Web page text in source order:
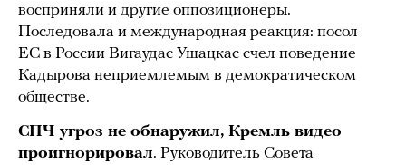
восприняли и другие оппозиционеры.
Последовала и международная реакция: посол
ЕС в России Вигаудас Ушацкас счел поведение
Кадырова неприемлемым в демократическом
обществе.
СПЧ угроз не обнаружил, Кремль видео
проигнорировал. Руководитель Совета